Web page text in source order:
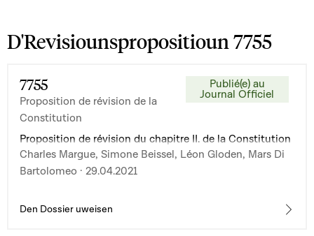
D'Revisiounspropositioun 7755
7755
Proposition de révision de la
Constitution
Publié(e) au
Journal Officiel
Proposition de révision du chapitre II. de la Constitution
Charles Margue, Simone Beissel, Léon Gloden, Mars Di
Bartolomeo · 29.04.2021
Den Dossier uweisen